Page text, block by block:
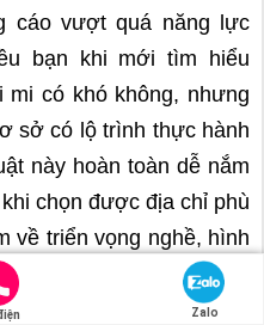
cáo vượt quá năng lực
bạn khi mới tìm hiểu
có khó không, nhưng
sở có lộ trình thực hành
này hoàn toàn dễ nắm
chọn được địa chỉ phù
về triển vọng nghề, hình
bao lâu và học phí được
Zalo